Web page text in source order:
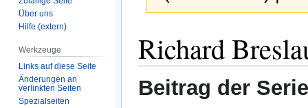
Navigation
springen
Suche
springen
Richard
Beitrag der
Über uns
Hilfe (extern)
Werkzeuge
Links auf diese Seite
Änderungen an
verlinkten Seiten
Spezialseiten